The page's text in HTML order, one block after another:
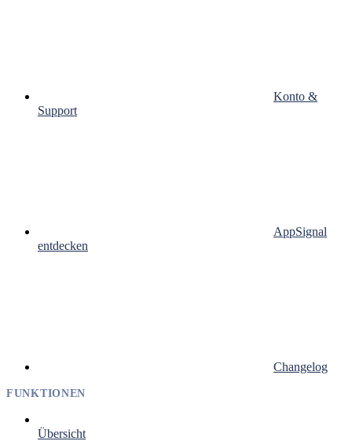
Konto &
Support
AppSignal
entdecken
Changelog
FUNKTIONEN
Übersicht